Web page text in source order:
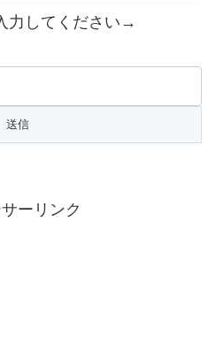
力してください→
ーリンク